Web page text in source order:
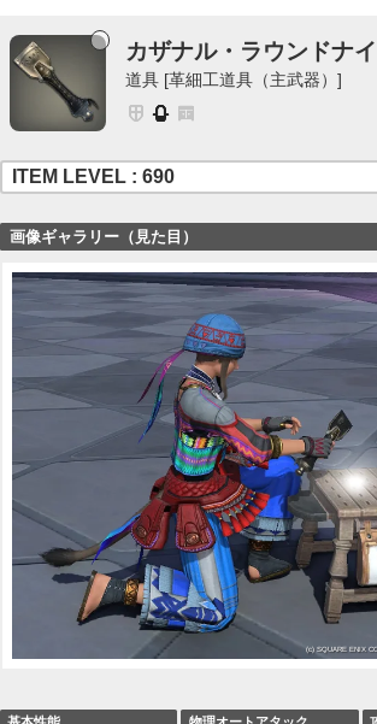
カザナル・ラウンドナ
道具 [革細工道具（主武器）]
ITEM LEVEL : 690
画像ギャラリー（見た目）